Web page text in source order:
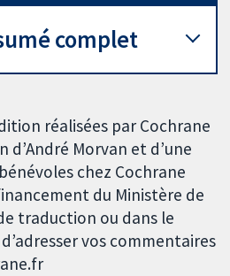
complet
réalisées par Cochrane
d’André Morvan et d’une
chez Cochrane
du Ministère de
traduction ou dans le
vos commentaires